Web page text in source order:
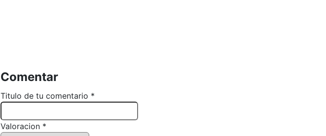
Comentar
Titulo de tu comentario *
Valoracion *